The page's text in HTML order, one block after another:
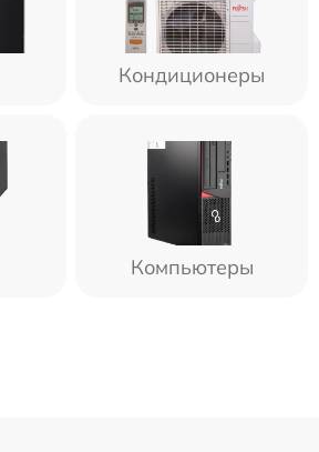
Кондиционеры
Компьютеры